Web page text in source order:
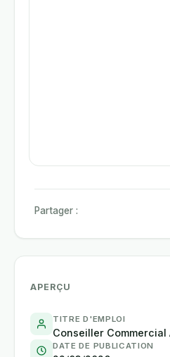
Partager :
APERÇU
TITRE D'EMPLOI
Conseiller Commercial
DATE DE PUBLICATION